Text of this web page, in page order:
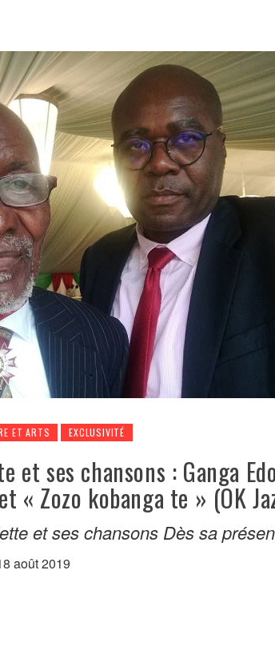
ET ARTS EXCLUSIVITÉ
et ses chansons : Ganga
« Zozo kobanga te » (OK
et ses chansons Dès sa
août 2019